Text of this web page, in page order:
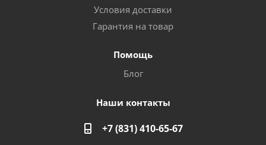
Условия доставки
Гарантия на товар
Помощь
Блог
Наши контакты
+7 (831) 410-65-67